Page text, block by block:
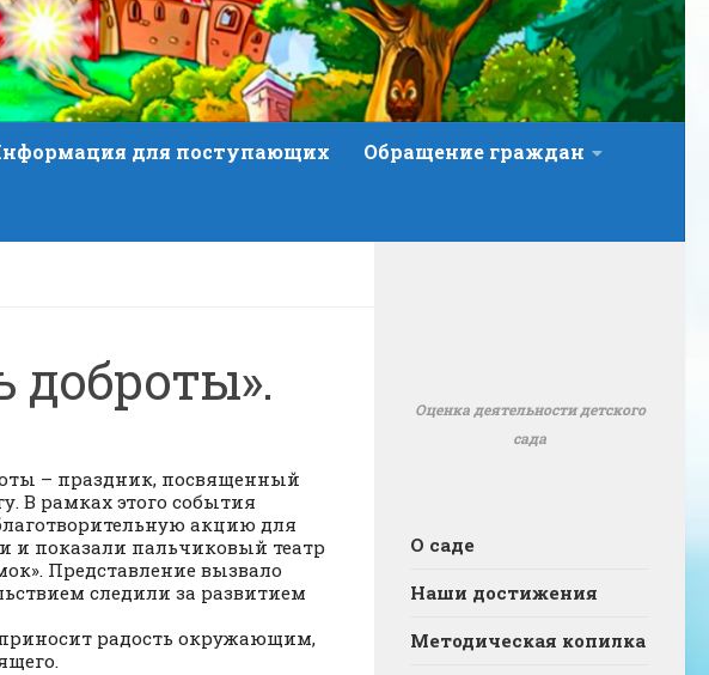
для поступающих Обращение граждан
– праздник, посвященный
В рамках этого события
акцию для
и показали пальчиковый театр
Представление вызвало
следили за развитием
радость окружающим,
Оценка деятельности детского
сада
О саде
Наши достижения
Методическая копилка